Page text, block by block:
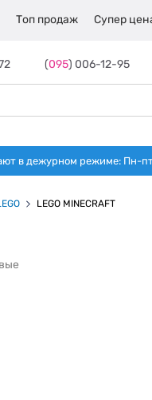
Топ продаж Супер
(095) 006-12-95
в дежурном режиме: Пн-пт
LEGO MINECRAFT